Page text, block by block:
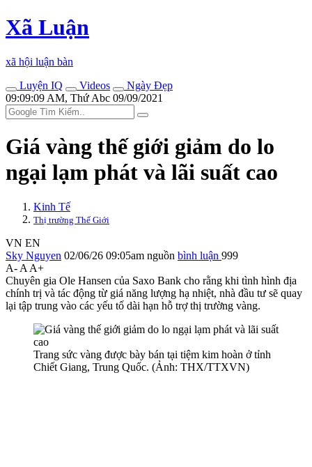
Xã Luận
xã hội luận bàn
Luyện IQ
Videos
Ngày Đẹp
09:09:09 AM, Thứ Abc 09/09/2021
Giá vàng thế giới giảm do lo
ngại lạm phát và lãi suất cao
Kinh Tế
Thị trường Thế Giới
VN EN
Sky Nguyen 02/06/26 09:05am nguồn bình luận 999
A- A A+
Chuyên gia Ole Hansen của Saxo Bank cho rằng khi tình hình địa
chính trị và tác động từ giá năng lượng hạ nhiệt, nhà đầu tư sẽ quay
lại tập trung vào các yếu tố dài hạn hỗ trợ thị trường vàng.
Trang sức vàng được bày bán tại tiệm kim hoàn ở tỉnh
Chiết Giang, Trung Quốc. (Ảnh: THX/TTXVN)